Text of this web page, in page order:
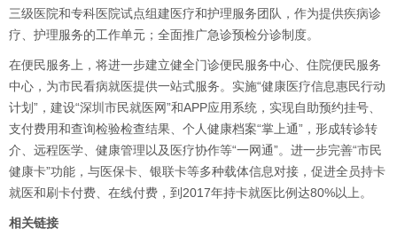
三级医院和专科医院试点组建医疗和护理服务团队，作为提供疾病诊
疗、护理服务的工作单元；全面推广急诊预检分诊制度。
在便民服务上，将进一步建立健全门诊便民服务中心、住院便民服务
中心，为市民看病就医提供一站式服务。实施“健康医疗信息惠民行动
计划”，建设“深圳市民就医网”和APP应用系统，实现自助预约挂号、
支付费用和查询检验检查结果、个人健康档案“掌上通”，形成转诊转
介、远程医学、健康管理以及医疗协作等“一网通”。进一步完善“市民
健康卡”功能，与医保卡、银联卡等多种载体信息对接，促进全员持卡
就医和刷卡付费、在线付费，到2017年持卡就医比例达80%以上。
相关链接